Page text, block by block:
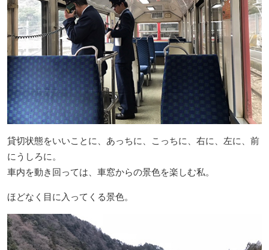
貸切状態をいいことに、あっちに、こっちに、右に、左に、前
にうしろに。
車内を動き回っては、車窓からの景色を楽しむ私。
ほどなく目に入ってくる景色。